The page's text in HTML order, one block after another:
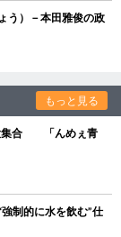
う）－本田雅俊の政
もっと見る
集合 「んめぇ青
制的に水を飲む”仕